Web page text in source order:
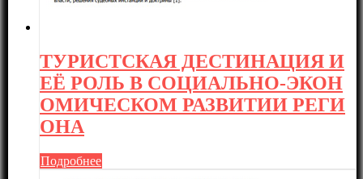
ТУРИСТСКАЯ ДЕСТИНАЦИЯ И
ЕЁ РОЛЬ В СОЦИАЛЬНО-ЭКОН
ОМИЧЕСКОМ РАЗВИТИИ РЕГИ
ОНА
Подробнее